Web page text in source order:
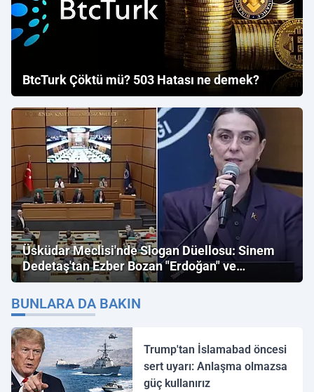
BtcTurk Çöktü mü? 503 Hatası ne demek?
Üsküdar Meclisi'nde Slogan Düellosu: Sinem
Dedetaş'tan Ezber Bozan "Erdoğan" ve
"İmamoğlu" Çıkışı!
BUNLARA DA BAKIN
Trump'tan İslamabad öncesi
sert uyarı: Anlaşma olmazsa
güç kullanırız